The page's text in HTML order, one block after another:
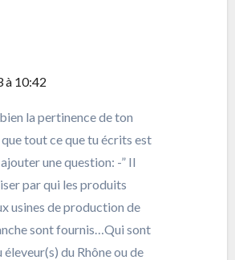
à 10:42
la pertinence de ton
tout ce que tu écrits est
une question: -” Il
par qui les produits
usines de production de
sont fournis…Qui sont
du Rhône ou de